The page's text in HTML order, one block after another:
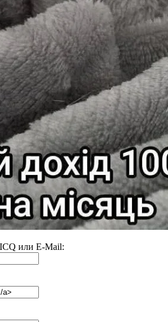
или E-Mail: